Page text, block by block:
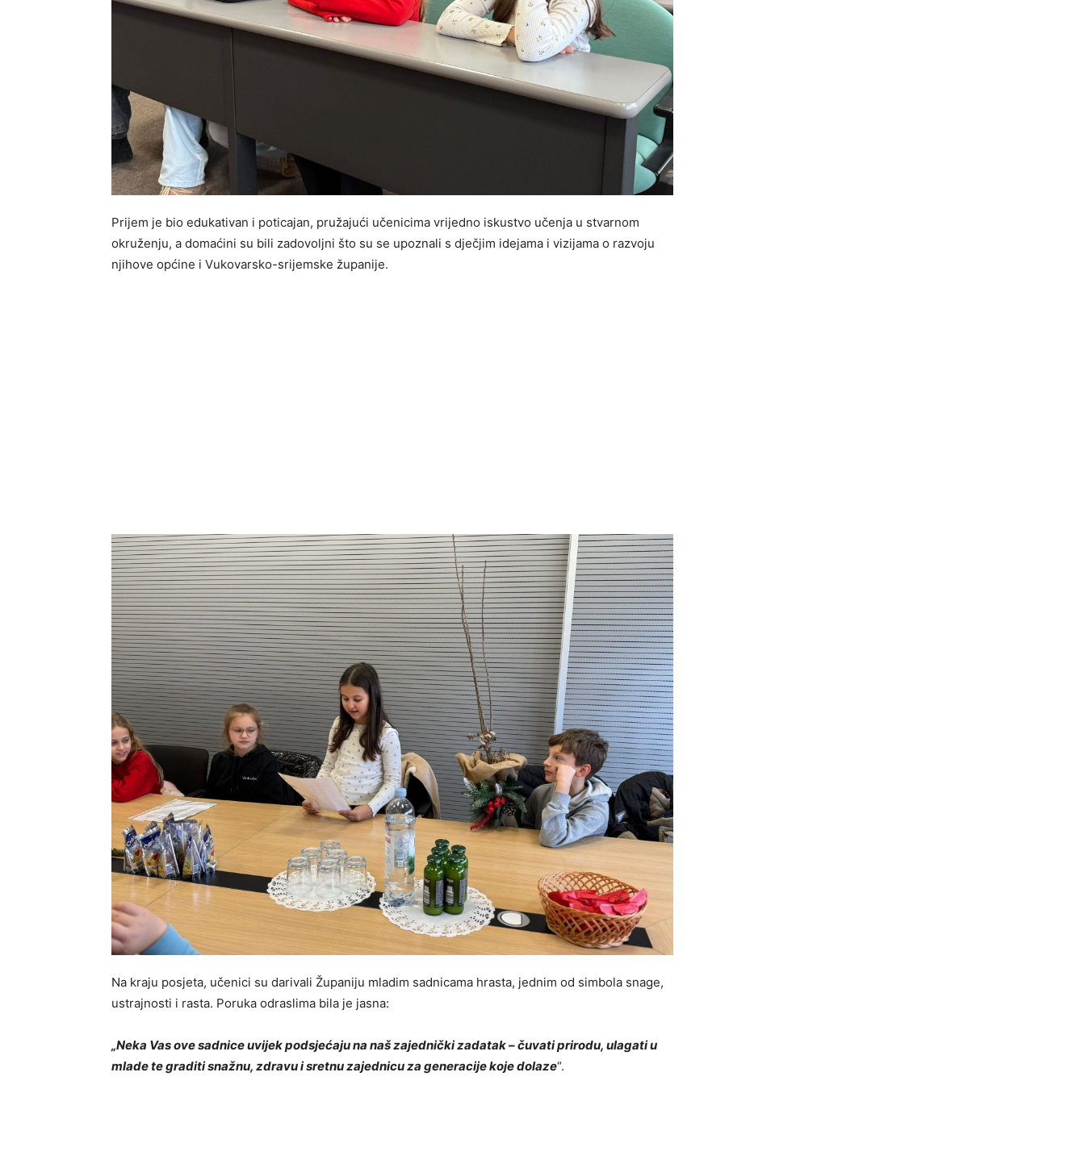
Prijem je bio edukativan i poticajan, pružajući učenicima vrijedno iskustvo učenja u stvarnom
okruženju, a domaćini su bili zadovoljni što su se upoznali s dječjim idejama i vizijama o razvoju
njihove općine i Vukovarsko-srijemske županije.
Na kraju posjeta, učenici su darivali Županiju mladim sadnicama hrasta, jednim od simbola snage,
ustrajnosti i rasta. Poruka odraslima bila je jasna:
„Neka Vas ove sadnice uvijek podsjećaju na naš zajednički zadatak – čuvati prirodu, ulagati u
mlade te graditi snažnu, zdravu i sretnu zajednicu za generacije koje dolaze“.